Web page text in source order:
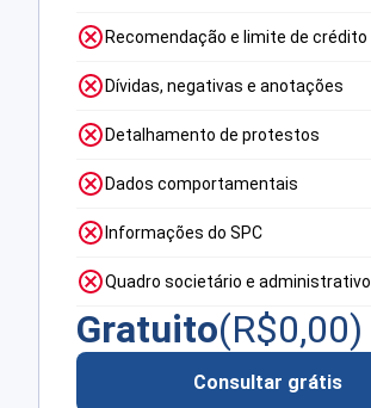
Recomendação e limite de crédito
Dívidas, negativas e anotações
Detalhamento de protestos
Dados comportamentais
Informações do SPC
Quadro societário e administrativo
Gratuito(R$0,00)
Consultar grátis